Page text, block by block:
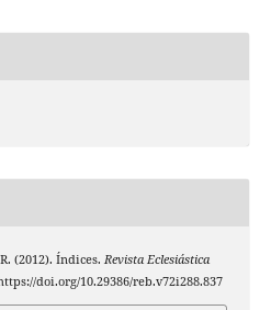
(2012). Índices. Revista Eclesiástica
doi.org/10.29386/reb.v72i288.837